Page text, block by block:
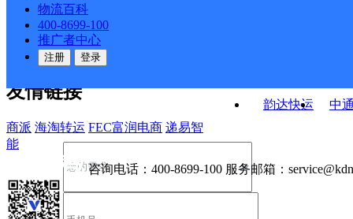
物流百科
400-8699-100
推广者中心
注册 登录
韵达快运
中
公司介绍 企业动态
合作伙伴 快递鸟接口服务协议
户隐私政策
友情链接
商派 海淘转运 FEC富润电商 递易智
能
咨询电话： 400-8699-100 服务邮箱：